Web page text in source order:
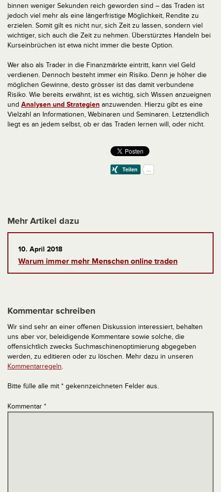
binnen weniger Sekunden reich geworden sind – das Traden ist
jedoch viel mehr als eine längerfristige Möglichkeit, Rendite zu
erzielen. Somit gilt es nicht nur, sich Zeit zu lassen, sondern viel
wichtiger, sich auch die Zeit zu nehmen. Überstürztes Handeln bei
Kurseinbrüchen ist etwa nicht immer die beste Option.
Wer also als Trader in die Finanzmärkte eintritt, kann viel Geld
verdienen. Dennoch besteht immer ein Risiko. Denn je höher die
möglichen Gewinne, desto grösser ist das damit verbundene
Risiko. Wie bereits erwähnt, ist es wichtig, sich Wissen anzueignen
und Analysen und Strategien anzuwenden. Hierzu gibt es eine
Vielzahl an Informationen, Webinaren und Seminaren. Letztendlich
liegt es an jedem selbst, ob er das Traden lernen will, oder nicht.
Mehr Artikel dazu
10. April 2018
Warum immer mehr Menschen online traden
Kommentar schreiben
Wir sind sehr an einer offenen Diskussion interessiert, behalten
uns aber vor, beleidigende Kommentare sowie solche, die
offensichtlich zwecks Suchmaschinenoptimierung abgegeben
werden, zu editieren oder zu löschen. Mehr dazu in unseren
Kommentarregeln.
Bitte fülle alle mit * gekennzeichneten Felder aus.
Kommentar *